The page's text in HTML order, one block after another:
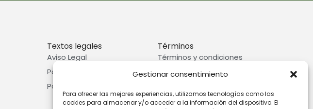
Gestionar consentimiento
Para ofrecer las mejores experiencias, utilizamos tecnologías como las
cookies para almacenar y/o acceder a la información del dispositivo. El
Textos legales
Aviso Legal
Política de privacidad
Política de cookies
Términos
Términos y condiciones
Preguntas frecuentes